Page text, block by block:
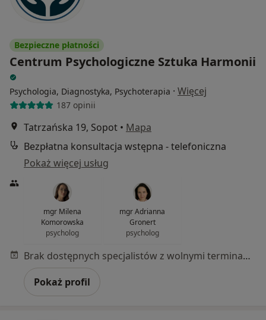
Bezpieczne płatności
Centrum Psychologiczne Sztuka Harmonii
Psychologia, Diagnostyka, Psychoterapia · Więcej
187 opinii
Tatrzańska 19, Sopot • Mapa
Bezpłatna konsultacja wstępna - telefoniczna
Pokaż więcej usług
mgr Milena
Komorowska
psycholog
mgr Adrianna
Gronert
psycholog
Brak dostępnych specjalistów z wolnymi terminami w tym centrum medycznym.
Pokaż profil